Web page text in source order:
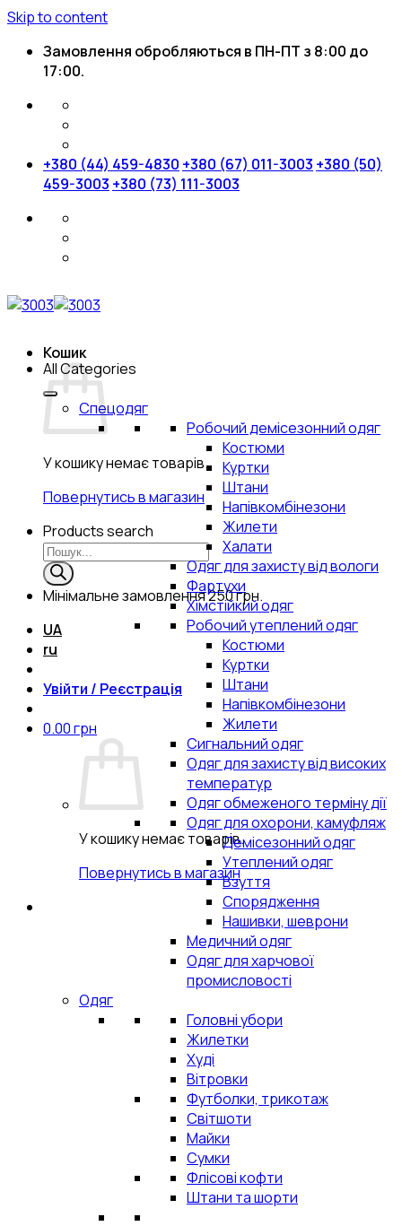
Skip to content
Замовлення обробляються в ПН-ПТ з 8:00 до
17:00.
+380 (44) 459-4830 +380 (67) 011-3003 +380 (50)
459-3003 +380 (73) 111-3003
Кошик
У кошику немає товарів.
Повернутись в магазин
Products search
Мінімальне замовлення250 грн.
UA
ru
Увійти / Реєстрація
0.00грн
У кошику немає товарів.
Повернутись в магазин
All Categories
Спецодяг
Робочий демісезонний одяг
Костюми
Куртки
Штани
Напівкомбінезони
Жилети
Халати
Одяг для захисту від вологи
Фартухи
Хімстійкий одяг
Робочий утеплений одяг
Костюми
Куртки
Штани
Напівкомбінезони
Жилети
Сигнальний одяг
Одяг для захисту від високих
температур
Одяг обмеженого терміну дії
Одяг для охорони, камуфляж
Демісезонний одяг
Утеплений одяг
Взуття
Спорядження
Нашивки, шеврони
Медичний одяг
Одяг для харчової
промисловості
Одяг
Головні убори
Жилетки
Худі
Вітровки
Футболки, трикотаж
Світшоти
Майки
Сумки
Флісові кофти
Штани та шорти